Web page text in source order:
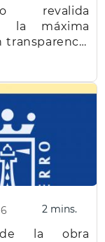
revalida
la máxima
2 mins.
de la obra